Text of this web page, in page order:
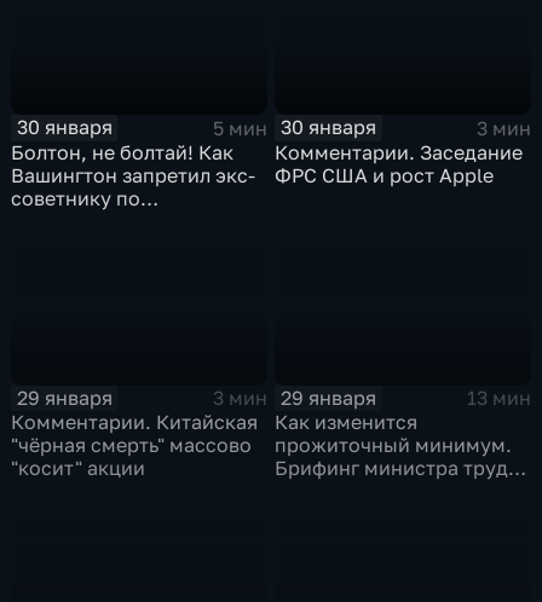
30 января
5 мин
Болтон, не болтай! Как
Вашингтон запретил экс-
советнику по
30 января
3 мин
Комментарии. Заседание
ФРС США и рост Apple
29 января
3 мин
Комментарии. Китайская
"чёрная смерть" массово
"косит" акции
29 января
13 мин
Как изменится
прожиточный минимум.
Брифинг министра труда